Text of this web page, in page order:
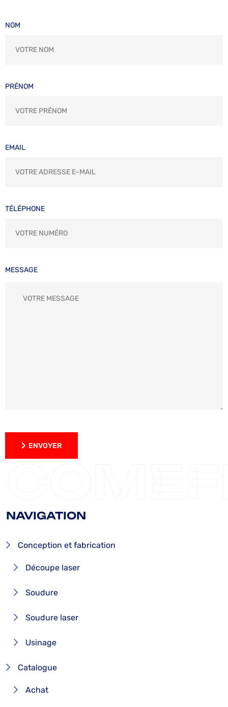
NOM
PRÉNOM
EMAIL
TÉLÉPHONE
MESSAGE
ENVOYER
NAVIGATION
Conception et fabrication
Découpe laser
Soudure
Soudure laser
Usinage
Catalogue
Achat